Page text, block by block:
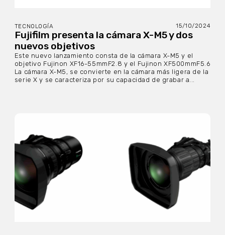
TECNOLOGÍA 15/10/2024
Fujifilm presenta la cámara X-M5 y dos
nuevos objetivos
Este nuevo lanzamiento consta de la cámara X-M5 y el
objetivo Fujinon XF16-55mmF2.8 y el Fujinon XF500mmF5.6
La cámara X-M5, se convierte en la cámara más ligera de la
serie X y se caracteriza por su capacidad de grabar a...